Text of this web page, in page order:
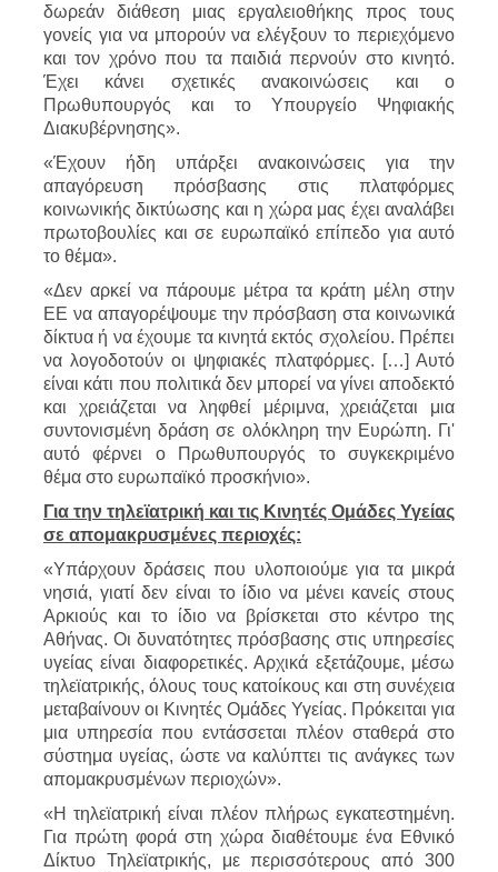
δωρεάν διάθεση μιας εργαλειοθήκης προς τους
γονείς για να μπορούν να ελέγξουν το περιεχόμενο
και τον χρόνο που τα παιδιά περνούν στο κινητό.
Έχει κάνει σχετικές ανακοινώσεις και ο
Πρωθυπουργός και το Υπουργείο Ψηφιακής
Διακυβέρνησης».
«Έχουν ήδη υπάρξει ανακοινώσεις για την
απαγόρευση πρόσβασης στις πλατφόρμες
κοινωνικής δικτύωσης και η χώρα μας έχει αναλάβει
πρωτοβουλίες και σε ευρωπαϊκό επίπεδο για αυτό
το θέμα».
«Δεν αρκεί να πάρουμε μέτρα τα κράτη μέλη στην
ΕΕ να απαγορέψουμε την πρόσβαση στα κοινωνικά
δίκτυα ή να έχουμε τα κινητά εκτός σχολείου. Πρέπει
να λογοδοτούν οι ψηφιακές πλατφόρμες. […] Αυτό
είναι κάτι που πολιτικά δεν μπορεί να γίνει αποδεκτό
και χρειάζεται να ληφθεί μέριμνα, χρειάζεται μια
συντονισμένη δράση σε ολόκληρη την Ευρώπη. Γι'
αυτό φέρνει ο Πρωθυπουργός το συγκεκριμένο
θέμα στο ευρωπαϊκό προσκήνιο».
Για την τηλεϊατρική και τις Κινητές Ομάδες Υγείας
σε απομακρυσμένες περιοχές:
«Υπάρχουν δράσεις που υλοποιούμε για τα μικρά
νησιά, γιατί δεν είναι το ίδιο να μένει κανείς στους
Αρκιούς και το ίδιο να βρίσκεται στο κέντρο της
Αθήνας. Οι δυνατότητες πρόσβασης στις υπηρεσίες
υγείας είναι διαφορετικές. Αρχικά εξετάζουμε, μέσω
τηλεϊατρικής, όλους τους κατοίκους και στη συνέχεια
μεταβαίνουν οι Κινητές Ομάδες Υγείας. Πρόκειται για
μια υπηρεσία που εντάσσεται πλέον σταθερά στο
σύστημα υγείας, ώστε να καλύπτει τις ανάγκες των
απομακρυσμένων περιοχών».
«Η τηλεϊατρική είναι πλέον πλήρως εγκατεστημένη.
Για πρώτη φορά στη χώρα διαθέτουμε ένα Εθνικό
Δίκτυο Τηλεϊατρικής, με περισσότερους από 300